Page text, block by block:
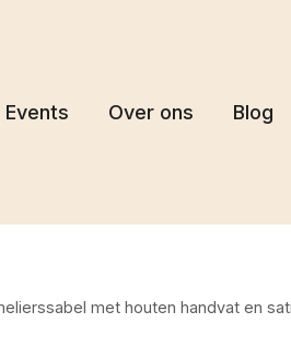
Over ons Blog
met houten handvat en